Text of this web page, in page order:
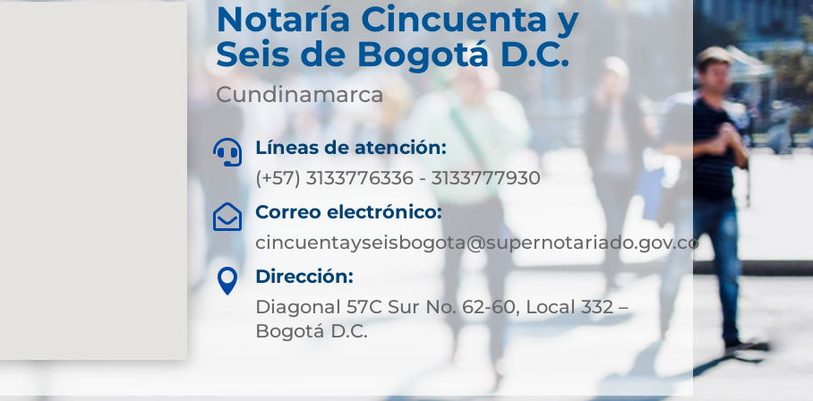
Notaría Cincuenta y
Seis de Bogotá D.C.
Cundinamarca

Líneas de atención:
(+57) 3133776336 - 3133777930

Correo electrónico:
cincuentayseisbogota@supernotariado.gov.co

Dirección:
Diagonal 57C Sur No. 62-60, Local 332 –
Bogotá D.C.